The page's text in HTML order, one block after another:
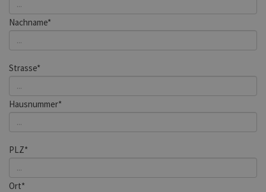
Nachname*
Strasse*
Hausnummer*
PLZ*
Ort*